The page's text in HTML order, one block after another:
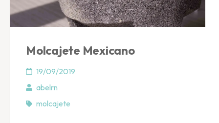
Molcajete Mexicano
19/09/2019
abelrn
molcajete